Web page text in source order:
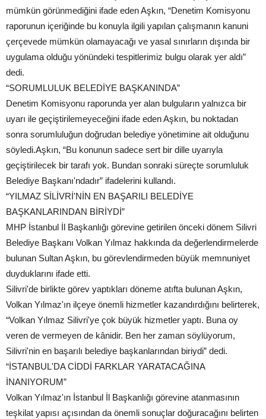
mümkün görünmediğini ifade eden Aşkın, “Denetim Komisyonu
raporunun içeriğinde bu konuyla ilgili yapılan çalışmanın kanuni
çerçevede mümkün olamayacağı ve yasal sınırların dışında bir
uygulama olduğu yönündeki tespitlerimiz bulgu olarak yer aldı”
dedi.
“SORUMLULUK BELEDİYE BAŞKANINDA”
Denetim Komisyonu raporunda yer alan bulguların yalnızca bir
uyarı ile geçiştirilemeyeceğini ifade eden Aşkın, bu noktadan
sonra sorumluluğun doğrudan belediye yönetimine ait olduğunu
söyledi.Aşkın, “Bu konunun sadece sert bir dille uyarıyla
geçiştirilecek bir tarafı yok. Bundan sonraki süreçte sorumluluk
Belediye Başkanı'ndadır” ifadelerini kullandı.
“YILMAZ SİLİVRİ'NİN EN BAŞARILI BELEDİYE
BAŞKANLARINDAN BİRİYDİ”
MHP İstanbul İl Başkanlığı görevine getirilen önceki dönem Silivri
Belediye Başkanı Volkan Yılmaz hakkında da değerlendirmelerde
bulunan Sultan Aşkın, bu görevlendirmeden büyük memnuniyet
duyduklarını ifade etti.
Silivri'de birlikte görev yaptıkları döneme atıfta bulunan Aşkın,
Volkan Yılmaz'ın ilçeye önemli hizmetler kazandırdığını belirterek,
“Volkan Yılmaz Silivri'ye çok büyük hizmetler yaptı. Buna oy
veren de vermeyen de kânidir. Ben her zaman söylüyorum,
Silivri'nin en başarılı belediye başkanlarından biriydi” dedi.
“İSTANBUL'DA CİDDİ FARKLAR YARATACAĞINA
İNANIYORUM”
Volkan Yılmaz'ın İstanbul İl Başkanlığı görevine atanmasının
teşkilat yapısı açısından da önemli sonuçlar doğuracağını belirten